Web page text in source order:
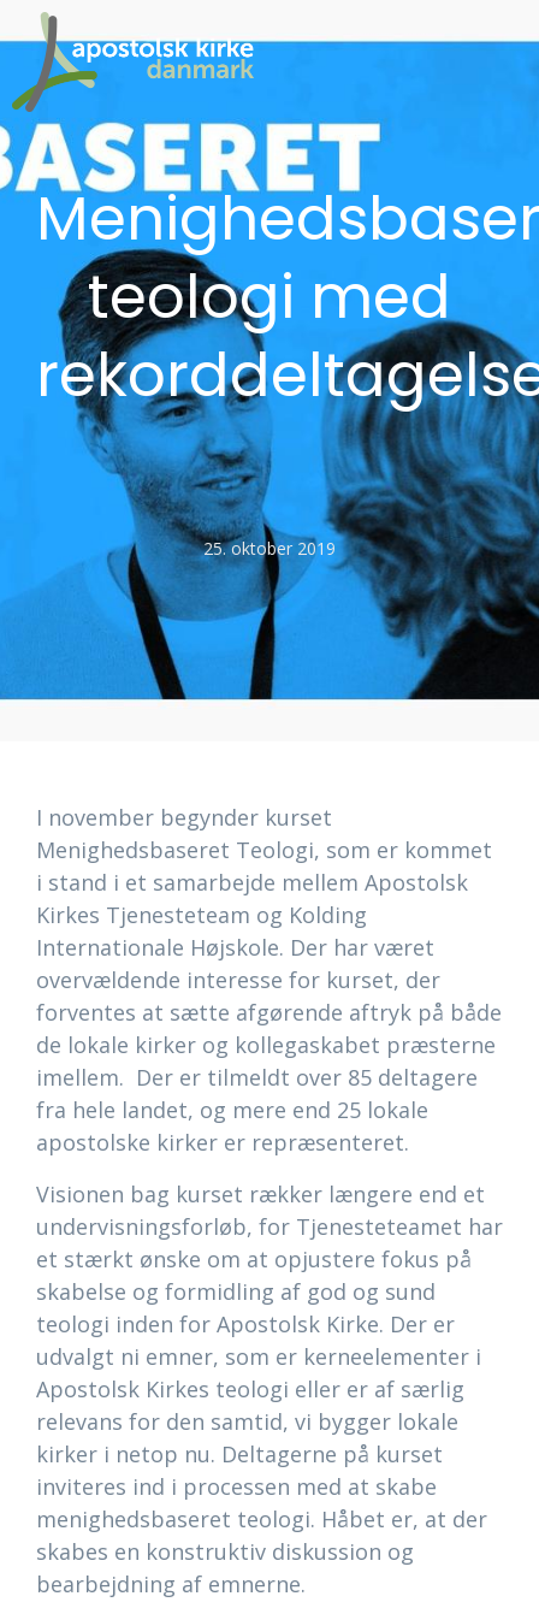
teologi med
25. oktober 2019
I november begynder kurset
Menighedsbaseret Teologi, som er kommet
i stand i et samarbejde mellem Apostolsk
Kirkes Tjenesteteam og Kolding
Internationale Højskole. Der har været
overvældende interesse for kurset, der
forventes at sætte afgørende aftryk på både
de lokale kirker og kollegaskabet præsterne
imellem. Der er tilmeldt over 85 deltagere
fra hele landet, og mere end 25 lokale
apostolske kirker er repræsenteret.
Visionen bag kurset rækker længere end et
undervisningsforløb, for Tjenesteteamet har
et stærkt ønske om at opjustere fokus på
skabelse og formidling af god og sund
teologi inden for Apostolsk Kirke. Der er
udvalgt ni emner, som er kerneelementer i
Apostolsk Kirkes teologi eller er af særlig
relevans for den samtid, vi bygger lokale
kirker i netop nu. Deltagerne på kurset
inviteres ind i processen med at skabe
menighedsbaseret teologi. Håbet er, at der
skabes en konstruktiv diskussion og
bearbejdning af emnerne.